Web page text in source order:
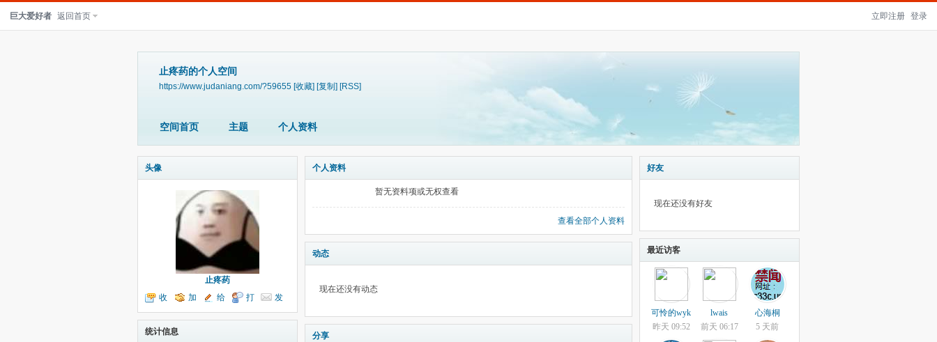
立即注册 登录
巨大爱好者 返回首页
止疼药的个人空间
https://www.judaniang.com/?59655 [收藏] [复制] [RSS]
空间首页 主题 个人资料
头像
止疼药
收
听TA
加
为好友
给
我留言
打
个招呼
发
送消息
统计信息
个人资料
暂无资料项或无权查看
查看全部个人资料
动态
现在还没有动态
分享
好友
现在还没有好友
最近访客
可怜的wyk
昨天 09:52
lwais
前天 06:17
心海桐
5 天前